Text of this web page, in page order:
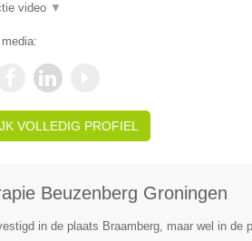
video ▼
VOLLEDIG PROFIEL
Beuzenberg Groningen
in de plaats Braamberg, maar wel in de